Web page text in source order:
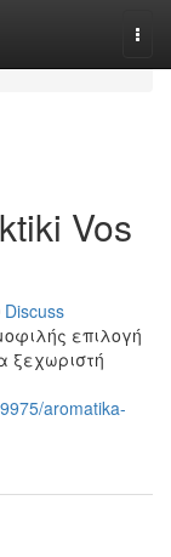
Vos
Discuss
επιλογή
ξεχωριστή
aromatika-